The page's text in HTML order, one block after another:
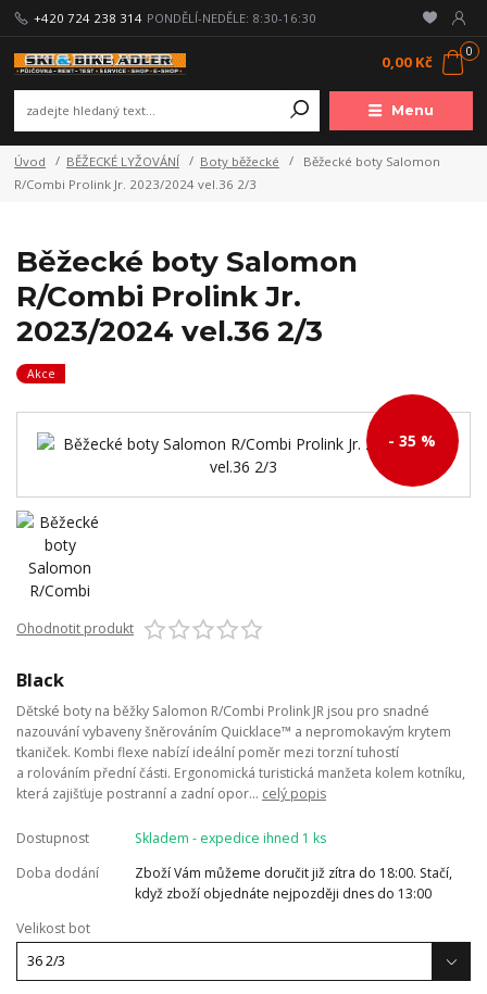
Menu
+420 724 238 314 PONDĚLÍ-NEDĚLE: 8:30-16:30
0
0,00 Kč
Úvod BĚŽECKÉ LYŽOVÁNÍ Boty běžecké
Běžecké boty Salomon
R/Combi Prolink Jr. 2023/2024 vel.36 2/3
Běžecké boty Salomon
R/Combi Prolink Jr.
2023/2024 vel.36 2/3
Akce
- 35 %
Ohodnotit produkt
Black
Dětské boty na běžky Salomon R/Combi Prolink JR jsou pro snadné
nazouvání vybaveny šněrováním Quicklace™ a nepromokavým krytem
tkaniček. Kombi flexe nabízí ideální poměr mezi torzní tuhostí
a rolováním přední části. Ergonomická turistická manžeta kolem kotníku,
která zajišťuje postranní a zadní opor... celý popis
Dostupnost
Skladem - expedice ihned 1 ks
Doba dodání
Zboží Vám můžeme doručit již zítra do 18:00. Stačí,
když zboží objednáte nejpozději dnes do 13:00
Velikost bot